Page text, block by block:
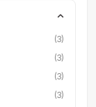
(3)
(3)
(3)
(3)